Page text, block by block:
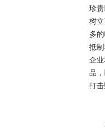
珍
树
多
抵
企
品
打
（
1.